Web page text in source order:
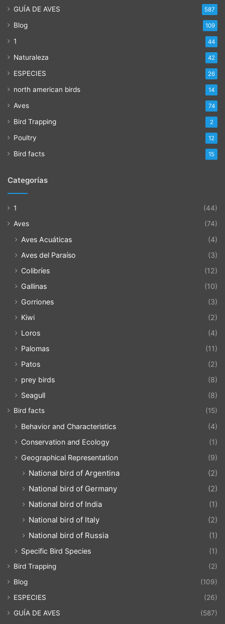
GUÍA DE AVES 587
Blog 109
1 44
Naturaleza 42
ESPECIES 26
north american birds 14
Aves 74
Bird Trapping 2
Poultry 12
Bird facts 15
Categorías
1
(44)
Aves
(74)
Aves Acuáticas
(4)
Aves del Paraíso
(3)
Colibríes
(12)
Gallinas
(10)
Gorriones
(3)
Kiwi
(2)
Loros
(4)
Palomas
(11)
Patos
(2)
prey birds
(8)
Seagull
(8)
Bird facts (15)
Behavior and Characteristics
(4)
Conservation and Ecology
(1)
Geographical Representation
(9)
National bird of Argentina
(2)
National bird of Germany
(2)
National bird of India
(1)
National bird of Italy
(2)
National bird of Russia
(1)
Specific Bird Species (1)
Bird Trapping
(2)
Blog
(109)
ESPECIES
(26)
GUÍA DE AVES
(587)